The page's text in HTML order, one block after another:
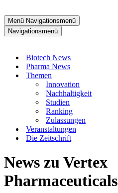
Menü Navigationsmenü
Navigationsmenü
Biotech News
Pharma News
Themen
Innovation
Nachhaltigkeit
Studien
Ranking
Zulassungen
Veranstaltungen
Die Zeitschrift
News zu Vertex
Pharmaceuticals